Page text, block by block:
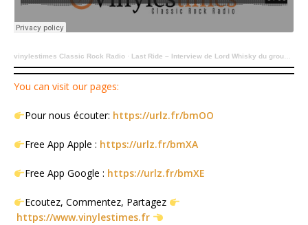
vinylestimes Classic Rock Radio · Last Ride – Interview de Lord Whisky du groupe Whisky Of Blood.
You can visit our pages:
Pour nous écouter: https://urlz.fr/bmOO
Free App Apple : https://urlz.fr/bmXA
Free App Google : https://urlz.fr/bmXE
Ecoutez, Commentez, Partagez
https://www.vinylestimes.fr